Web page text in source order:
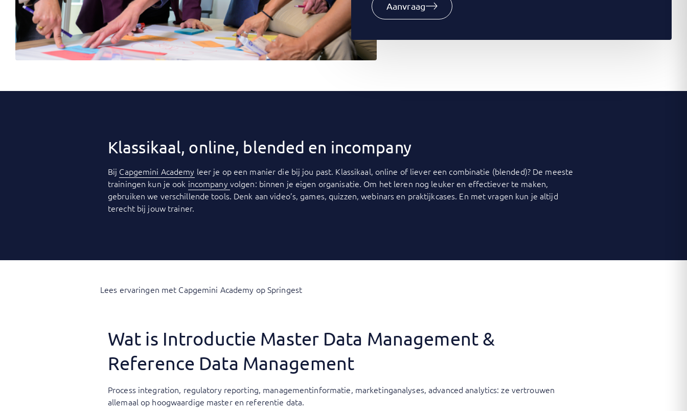
Aanvraag
Klassikaal, online, blended en incompany
Bij Capgemini Academy leer je op een manier die bij jou past. Klassikaal, online of liever een combinatie (blended)? De meeste
trainingen kun je ook incompany volgen: binnen je eigen organisatie. Om het leren nog leuker en effectiever te maken,
gebruiken we verschillende tools. Denk aan video’s, games, quizzen, webinars en praktijkcases. En met vragen kun je altijd
terecht bij jouw trainer.
Lees ervaringen met Capgemini Academy op Springest
Wat is Introductie Master Data Management &
Reference Data Management
Process integration, regulatory reporting, managementinformatie, marketinganalyses, advanced analytics: ze vertrouwen
allemaal op hoogwaardige master en referentie data.